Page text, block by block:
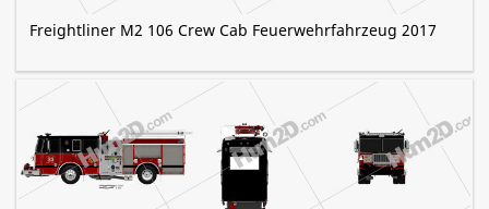
Freightliner M2 106 Crew Cab Feuerwehrfahrzeug 2017